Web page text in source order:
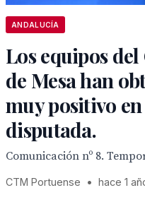
ANDALUCÍA
Los equipos
de Mesa han
muy positivo
disputada.
Comunicación nº 8.
CTM Portuense • hace 1